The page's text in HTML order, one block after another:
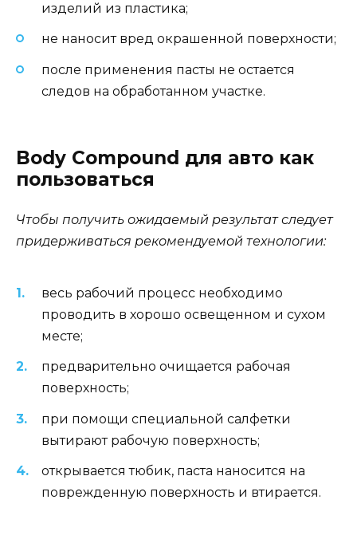
изделий из пластика;
не наносит вред окрашенной поверхности;
после применения пасты не остается
следов на обработанном участке.
Body Compound для авто как
пользоваться
Чтобы получить ожидаемый результат следует
придерживаться рекомендуемой технологии:
весь рабочий процесс необходимо
проводить в хорошо освещенном и сухом
месте;
предварительно очищается рабочая
поверхность;
при помощи специальной салфетки
вытирают рабочую поверхность;
открывается тюбик, паста наносится на
поврежденную поверхность и втирается.